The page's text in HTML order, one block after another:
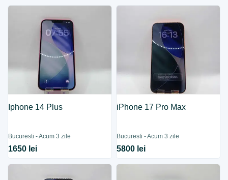
Iphone 14 Plus
Bucuresti - Acum 3 zile
1650 lei
iPhone 17 Pro Max
Bucuresti - Acum 3 zile
5800 lei